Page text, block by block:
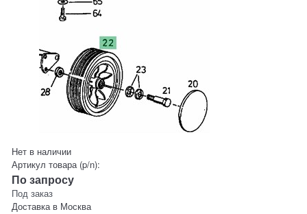
Нет в наличии
Артикул товара (p/n):
По запросу
Под заказ
Доставка в Москва